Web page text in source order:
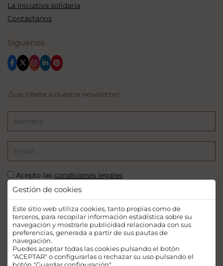
Gestión de cookies
Este sitio web utiliza cookies, tanto propias como de
terceros, para recopilar información estadística sobre su
navegación y mostrarle publicidad relacionada con sus
preferencias, generada a partir de sus pautas de
navegación.
Puedes aceptar todas las cookies pulsando el botón
"ACEPTAR" o configurarlas o rechazar su uso pulsando el
La iniciativa solidaria
Contáctanos
Síguenos
¡Suscríbete a nuestra newsletter!
Acepto las condiciones legales
Financiado por la Unión Europea - NextGenerationEU. Sin embargo, los
puntos de vista y las opiniones expresadas son únicamente los del autor o